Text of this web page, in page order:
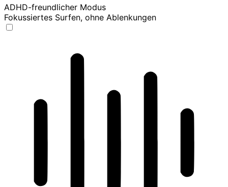
ADHD-freundlicher Modus
Fokussiertes Surfen, ohne Ablenkungen